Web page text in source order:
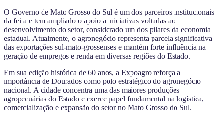
O Governo de Mato Grosso do Sul é um dos parceiros institucionais
da feira e tem ampliado o apoio a iniciativas voltadas ao
desenvolvimento do setor, considerado um dos pilares da economia
estadual. Atualmente, o agronegócio representa parcela significativa
das exportações sul-mato-grossenses e mantém forte influência na
geração de empregos e renda em diversas regiões do Estado.
Em sua edição histórica de 60 anos, a Expoagro reforça a
importância de Dourados como polo estratégico do agronegócio
nacional. A cidade concentra uma das maiores produções
agropecuárias do Estado e exerce papel fundamental na logística,
comercialização e expansão do setor no Mato Grosso do Sul.